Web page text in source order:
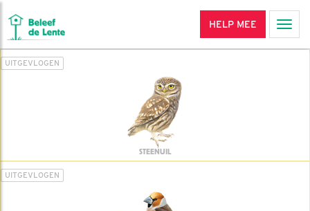
HELP MEE
UITGEVLOGEN
STEENUIL
UITGEVLOGEN